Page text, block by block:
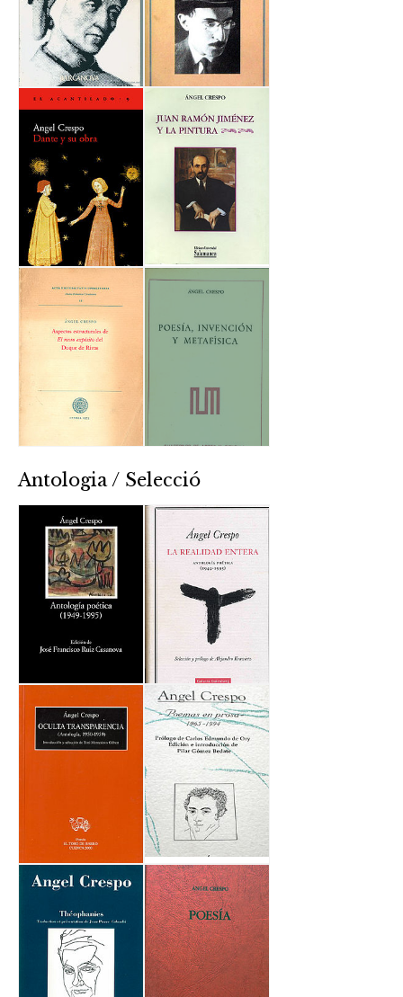
Antologia / Selecció